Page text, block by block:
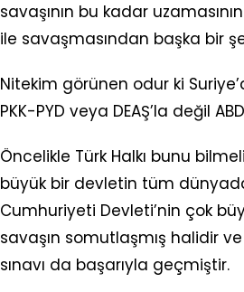
savaşının bu kadar
ile savaşmasından başka bir
Nitekim görünen odur ki
PKK-PYD veya DEAŞ’la değil
Öncelikle Türk Halkı bunu
büyük bir devletin tüm
Cumhuriyeti Devleti’nin çok
savaşın somutlaşmış halidir
sınavı da başarıyla geçmiştir.